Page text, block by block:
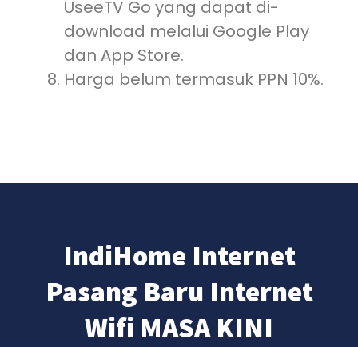
UseeTV Go yang dapat di-
download melalui Google Play
dan App Store.
Harga belum termasuk PPN 10%.
IndiHome Internet
Pasang Baru Internet
Wifi MASA KINI